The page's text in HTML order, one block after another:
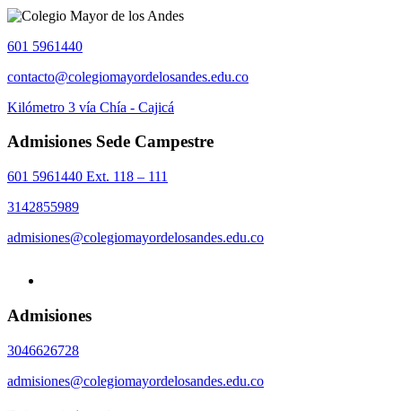
601 5961440
contacto@colegiomayordelosandes.edu.co
Kilómetro 3 vía Chía - Cajicá
Admisiones Sede Campestre
601 5961440 Ext. 118 – 111
3142855989
admisiones@colegiomayordelosandes.edu.co
Admisiones
3046626728
admisiones@colegiomayordelosandes.edu.co